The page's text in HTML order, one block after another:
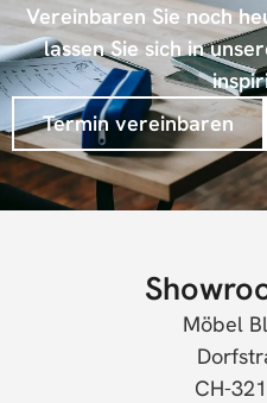
Vereinbaren Sie noch
lassen Sie sich in
Termin vereinbaren
Möbel
CH-